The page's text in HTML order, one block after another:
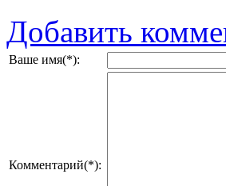
Добавить
Ваше имя(*):
Комментарий(*):